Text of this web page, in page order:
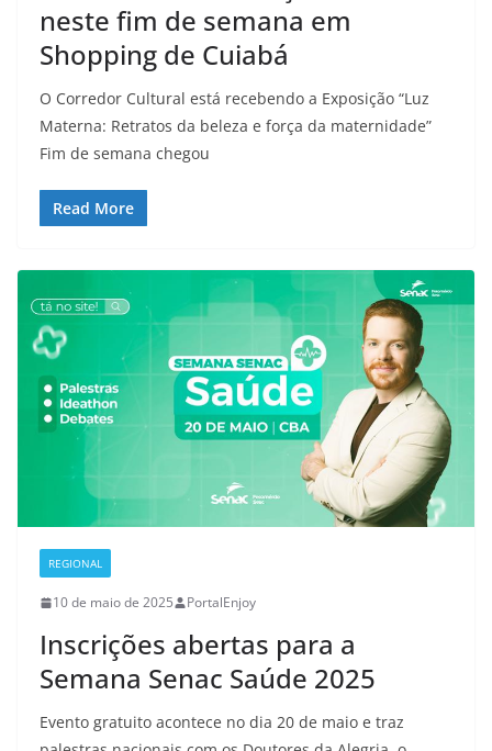
neste fim de semana em
Shopping de Cuiabá
O Corredor Cultural está recebendo a Exposição “Luz
Materna: Retratos da beleza e força da maternidade”
Fim de semana chegou
Read More
REGIONAL
10 de maio de 2025 PortalEnjoy
Inscrições abertas para a
Semana Senac Saúde 2025
Evento gratuito acontece no dia 20 de maio e traz